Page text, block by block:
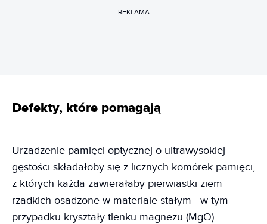
REKLAMA
Defekty, które pomagają
Urządzenie pamięci optycznej o ultrawysokiej
gęstości składałoby się z licznych komórek pamięci,
z których każda zawierałaby pierwiastki ziem
rzadkich osadzone w materiale stałym - w tym
przypadku kryształy tlenku magnezu (MgO).